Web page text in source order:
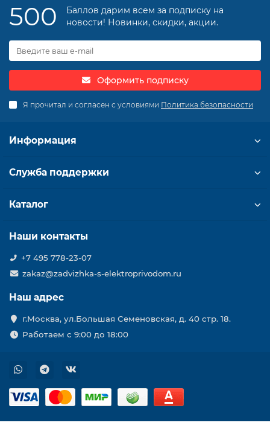
500
Баллов дарим всем за подписку на
новости! Новинки, скидки, акции.
Оформить подписку
Я прочитал и согласен с условиями Политика безопасности
Информация
Служба поддержки
Каталог
Наши контакты
+7 495 778-23-07
zakaz@zadvizhka-s-elektroprivodom.ru
Наш адрес
г.Москва, ул.Большая Семеновская, д. 40 стр. 18.
Работаем с 9:00 до 18:00